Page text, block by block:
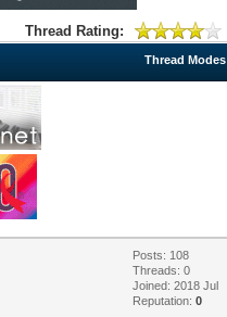
Thread Rating:
Thread Modes
Posts: 108
Threads: 0
Joined: 2018 Jul
Reputation:0